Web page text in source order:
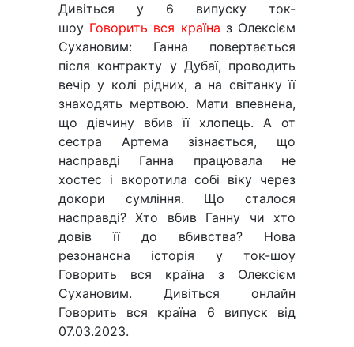
Дивіться у 6 випуску ток-
шоу Говорить вся країна з Олексієм
Сухановим: Ганна повертається
після контракту у Дубаї, проводить
вечір у колі рідних, а на світанку її
знаходять мертвою. Мати впевнена,
що дівчину вбив її хлопець. А от
сестра Артема зізнається, що
насправді Ганна працювала не
хостес і вкоротила собі віку через
докори сумління. Що сталося
насправді? Хто вбив Ганну чи хто
довів її до вбивства? Нова
резонансна історія у ток-шоу
Говорить вся країна з Олексієм
Сухановим. Дивіться онлайн
Говорить вся країна 6 випуск від
07.03.2023.